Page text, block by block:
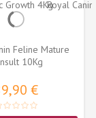
Feline Mature
10Kg
€